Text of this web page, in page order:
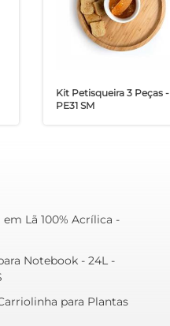
Kit Petisqueira 3 Peças -
PE31 SM
em Lã 100% Acrílica -
Notebook - 24L -
para Plantas